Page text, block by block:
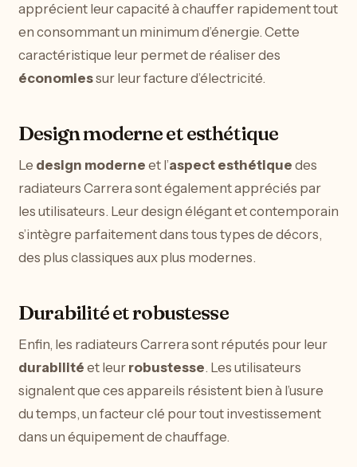
apprécient leur capacité à chauffer rapidement tout
en consommant un minimum d’énergie. Cette
caractéristique leur permet de réaliser des
économiessur leur facture d’électricité.
Design moderne et esthétique
Le design moderne et l’aspect esthétique des
radiateurs Carrera sont également appréciés par
les utilisateurs. Leur design élégant et contemporain
s’intègre parfaitement dans tous types de décors,
des plus classiques aux plus modernes.
Durabilité et robustesse
Enfin, les radiateurs Carrera sont réputés pour leur
durabilité et leur robustesse. Les utilisateurs
signalent que ces appareils résistent bien à l’usure
du temps, un facteur clé pour tout investissement
dans un équipement de chauffage.